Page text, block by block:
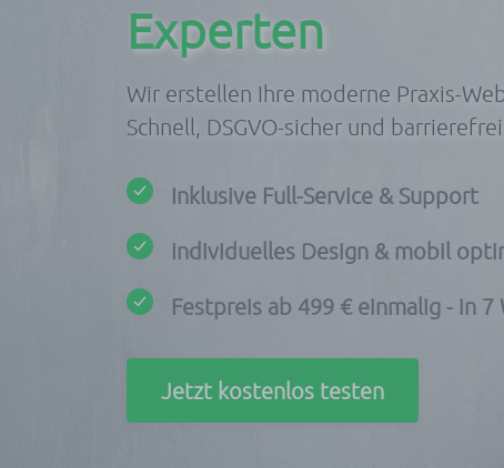
Experten
Wir erstellen Ihre moderne Praxis-
Schnell, DSGVO-sicher und
Inklusive Full-Service & Support
Individuelles Design & mobil
Festpreis ab 499 € einmalig - in
Jetzt kostenlos testen